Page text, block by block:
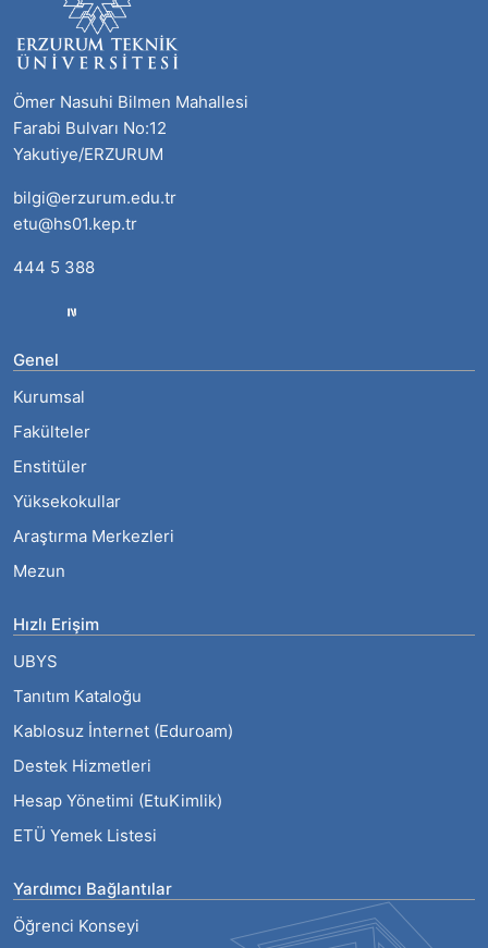
Ömer Nasuhi Bilmen Mahallesi
Farabi Bulvarı No:12
Yakutiye/ERZURUM
bilgi@erzurum.edu.tr
etu@hs01.kep.tr
444 5 388
Genel
Kurumsal
Fakülteler
Enstitüler
Yüksekokullar
Araştırma Merkezleri
Mezun
Hızlı Erişim
UBYS
Tanıtım Kataloğu
Kablosuz İnternet (Eduroam)
Destek Hizmetleri
Hesap Yönetimi (EtuKimlik)
ETÜ Yemek Listesi
Yardımcı Bağlantılar
Öğrenci Konseyi